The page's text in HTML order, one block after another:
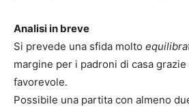
Analisi in breve
Si prevede una sfida molto
margine per i padroni di casa
favorevole.
Possibile una partita con almeno